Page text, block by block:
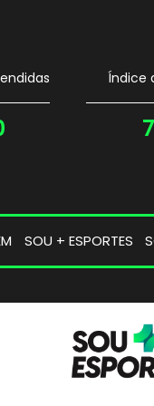
Índice
SOU + ESPORTES